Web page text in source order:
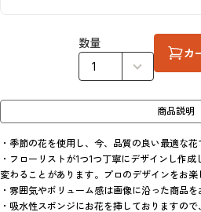
数量
カ
商品説明
・季節の花を使用し、今、品質の良い最適な花
・フローリストが1つ1つ丁寧にデザインし作
変わることがあります。プロのデザインをお楽
・雰囲気やボリューム感は画像に沿った商品を
・吸水性スポンジにお花を挿しておりますの